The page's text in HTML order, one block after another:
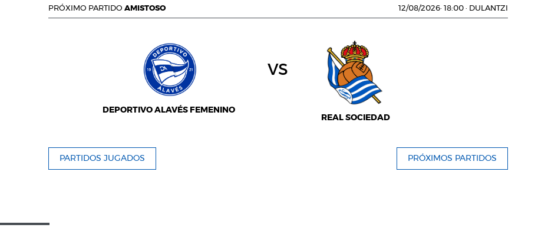
PRÓXIMO PARTIDO AMISTOSO 12/08/2026· 18:00 · DULANTZI
DEPORTIVO ALAVÉS FEMENINO
vs
REAL SOCIEDAD
PARTIDOS JUGADOS PRÓXIMOS PARTIDOS